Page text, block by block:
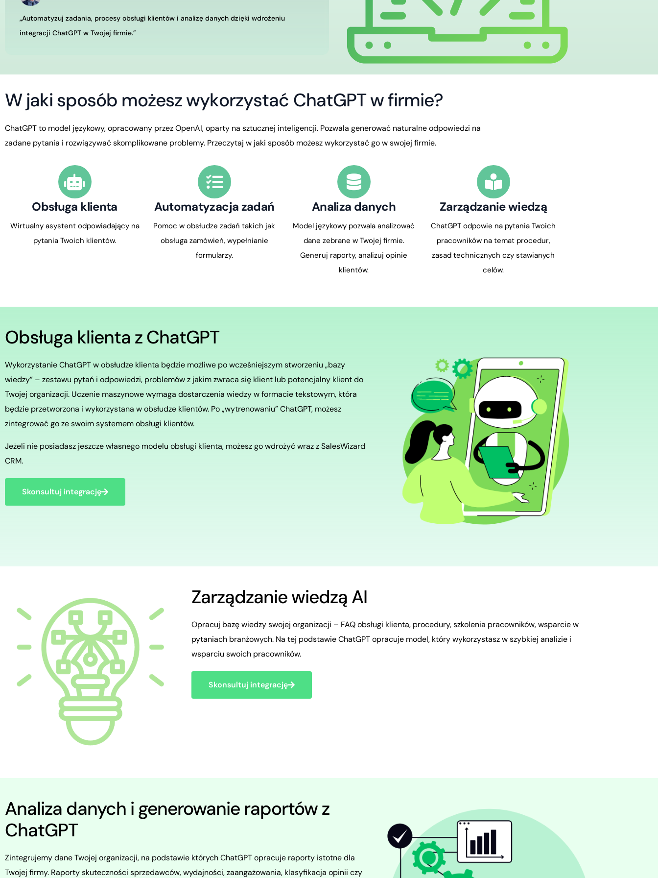
„Automatyzuj zadania, procesy obsługi klientów i analizę danych dzięki wdrożeniu
integracji ChatGPT w Twojej firmie.”
W jaki sposób możeszwykorzystać ChatGPTwfirmie?
ChatGPTto model językowy,opracowany przezOpenAI,oparty na sztucznej inteligencji. Pozwala generować naturalneodpowiedzi na
zadane pytania i rozwiązywaćskomplikowane problemy. Przeczytaj w jaki sposób możeszwykorzystaćgowswojej firmie.
Obsługa klienta
Wirtualny asystent odpowiadający na
pytania Twoich klientów.
Automatyzacja zadań
Pomoc w obsłudze zadań takich jak
obsługa zamówień, wypełnianie
formularzy.
Analiza danych
Model językowy pozwala analizować
dane zebrane w Twojej firmie.
Generuj raporty, analizuj opinie
klientów.
Zarządzanie wiedzą
ChatGPT odpowie na pytania Twoich
pracowników na temat procedur,
zasad technicznych czy stawianych
celów.
Obsługa klienta z ChatGPT
Wykorzystanie ChatGPT w obsłudze klienta będzie możliwe po wcześniejszym stworzeniu „bazy
wiedzy” – zestawu pytań i odpowiedzi, problemów z jakim zwraca się klient lub potencjalny klient do
Twojej organizacji. Uczenie maszynowe wymaga dostarczenia wiedzy w formacie tekstowym, która
będzie przetworzona i wykorzystana w obsłudze klientów. Po „wytrenowaniu” ChatGPT, możesz
zintegrować go ze swoim systemem obsługi klientów.
Jeżeli nie posiadasz jeszcze własnego modelu obsługi klienta, możesz go wdrożyć wraz z SalesWizard
CRM.
Skonsultuj integrację
Zarządzanie wiedzą AI
Opracuj bazę wiedzy swojej organizacji – FAQ obsługi klienta, procedury, szkolenia pracowników, wsparcie w
pytaniach branżowych. Na tej podstawie ChatGPT opracuje model, który wykorzystasz w szybkiej analizie i
wsparciu swoich pracowników.
Skonsultuj integrację
Analiza danych i generowanie raportów z
ChatGPT
Zintegrujemy dane Twojej organizacji, na podstawie których ChatGPT opracuje raporty istotne dla
Twojej firmy. Raporty skuteczności sprzedawców, wydajności, zaangażowania, klasyfikacja opinii czy